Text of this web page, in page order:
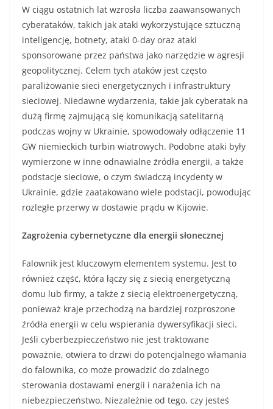
W ciągu ostatnich lat wzrosła liczba zaawansowanych
cyberataków, takich jak ataki wykorzystujące sztuczną
inteligencję, botnety, ataki 0-day oraz ataki
sponsorowane przez państwa jako narzędzie w agresji
geopolitycznej. Celem tych ataków jest często
paraliżowanie sieci energetycznych i infrastruktury
sieciowej. Niedawne wydarzenia, takie jak cyberatak na
dużą firmę zajmującą się komunikacją satelitarną
podczas wojny w Ukrainie, spowodowały odłączenie 11
GW niemieckich turbin wiatrowych. Podobne ataki były
wymierzone w inne odnawialne źródła energii, a także
podstacje sieciowe, o czym świadczą incydenty w
Ukrainie, gdzie zaatakowano wiele podstacji, powodując
rozległe przerwy w dostawie prądu w Kijowie.
Zagrożenia cybernetyczne dla energii słonecznej
Falownik jest kluczowym elementem systemu. Jest to
również część, która łączy się z siecią energetyczną
domu lub firmy, a także z siecią elektroenergetyczną,
ponieważ kraje przechodzą na bardziej rozproszone
źródła energii w celu wspierania dywersyfikacji sieci.
Jeśli cyberbezpieczeństwo nie jest traktowane
poważnie, otwiera to drzwi do potencjalnego włamania
do falownika, co może prowadzić do zdalnego
sterowania dostawami energii i narażenia ich na
niebezpieczeństwo. Niezależnie od tego, czy jesteś